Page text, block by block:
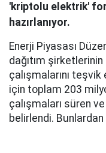
'kriptolu elektrik'
hazırlanıyor.
Enerji Piyasası
dağıtım
çalışmalarını teşvik
için toplam 203
çalışmaları süren
belirlendi.